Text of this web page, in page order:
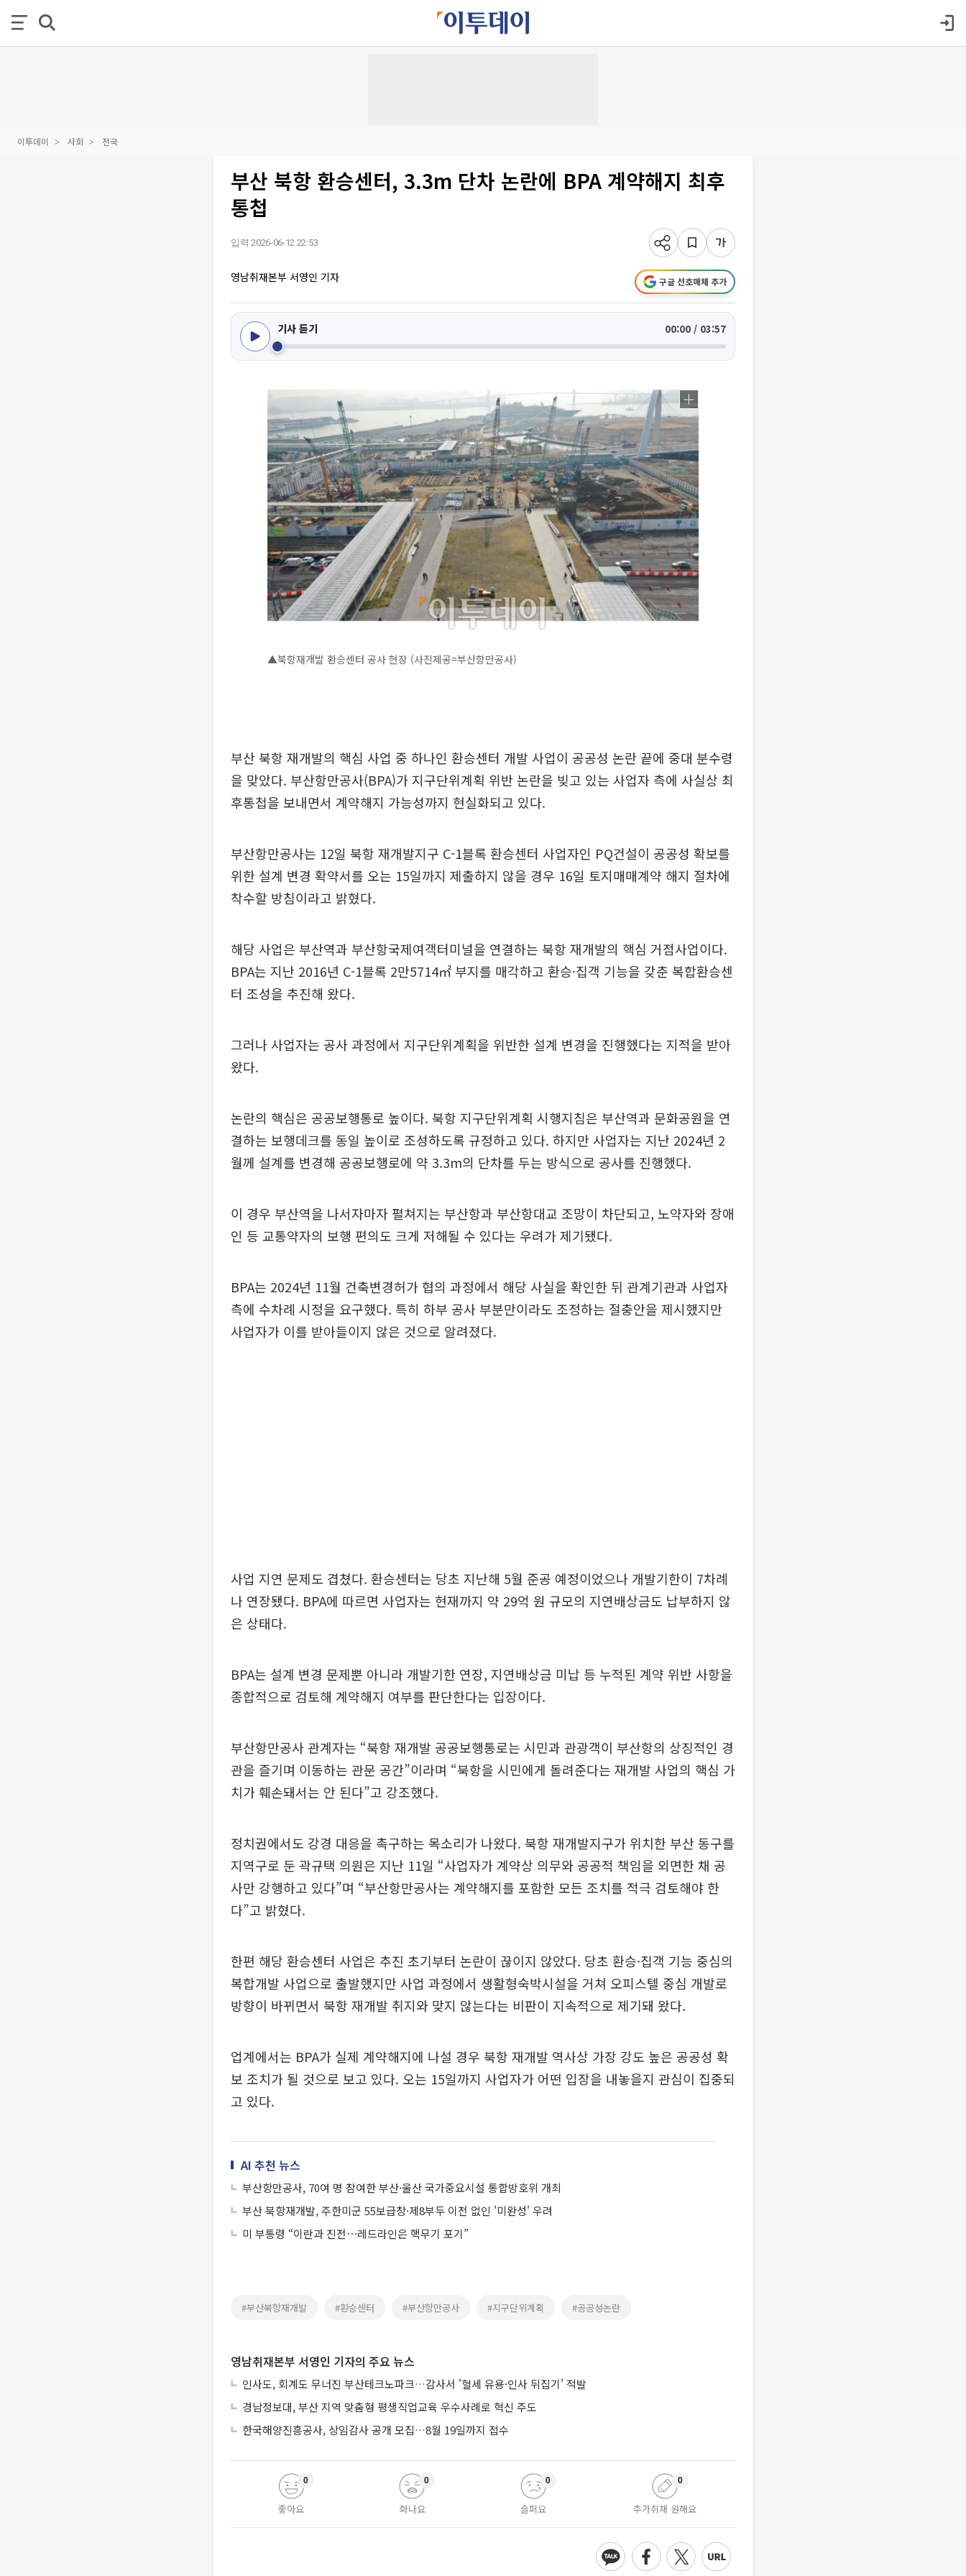
이투데이 사회 전국
부산 북항 환승센터, 3.3m 단차 논란에 BPA 계약해지 최후
통첩
입력 2026-06-12 22:53
영남취재본부 서영인 기자 구글 선호매체 추가
기사 듣기 00:00 / 03:57
▲북항재개발 환승센터 공사 현장 (사진제공=부산항만공사)
부산 북항 재개발의 핵심 사업 중 하나인 환승센터 개발 사업이 공공성 논란 끝에 중대 분수령
을 맞았다. 부산항만공사(BPA)가 지구단위계획 위반 논란을 빚고 있는 사업자 측에 사실상 최
후통첩을 보내면서 계약해지 가능성까지 현실화되고 있다.
부산항만공사는 12일 북항 재개발지구 C-1블록 환승센터 사업자인 PQ건설이 공공성 확보를
위한 설계 변경 확약서를 오는 15일까지 제출하지 않을 경우 16일 토지매매계약 해지 절차에
착수할 방침이라고 밝혔다.
해당 사업은 부산역과 부산항국제여객터미널을 연결하는 북항 재개발의 핵심 거점사업이다.
BPA는 지난 2016년 C-1블록 2만5714㎡ 부지를 매각하고 환승·집객 기능을 갖춘 복합환승센
터 조성을 추진해 왔다.
그러나 사업자는 공사 과정에서 지구단위계획을 위반한 설계 변경을 진행했다는 지적을 받아
왔다.
논란의 핵심은 공공보행통로 높이다. 북항 지구단위계획 시행지침은 부산역과 문화공원을 연
결하는 보행데크를 동일 높이로 조성하도록 규정하고 있다. 하지만 사업자는 지난 2024년 2
월께 설계를 변경해 공공보행로에 약 3.3m의 단차를 두는 방식으로 공사를 진행했다.
이 경우 부산역을 나서자마자 펼쳐지는 부산항과 부산항대교 조망이 차단되고, 노약자와 장애
인 등 교통약자의 보행 편의도 크게 저해될 수 있다는 우려가 제기됐다.
BPA는 2024년 11월 건축변경허가 협의 과정에서 해당 사실을 확인한 뒤 관계기관과 사업자
측에 수차례 시정을 요구했다. 특히 하부 공사 부분만이라도 조정하는 절충안을 제시했지만
사업자가 이를 받아들이지 않은 것으로 알려졌다.
사업 지연 문제도 겹쳤다. 환승센터는 당초 지난해 5월 준공 예정이었으나 개발기한이 7차례
나 연장됐다. BPA에 따르면 사업자는 현재까지 약 29억 원 규모의 지연배상금도 납부하지 않
은 상태다.
BPA는 설계 변경 문제뿐 아니라 개발기한 연장, 지연배상금 미납 등 누적된 계약 위반 사항을
종합적으로 검토해 계약해지 여부를 판단한다는 입장이다.
부산항만공사 관계자는 “북항 재개발 공공보행통로는 시민과 관광객이 부산항의 상징적인 경
관을 즐기며 이동하는 관문 공간”이라며 “북항을 시민에게 돌려준다는 재개발 사업의 핵심 가
치가 훼손돼서는 안 된다”고 강조했다.
정치권에서도 강경 대응을 촉구하는 목소리가 나왔다. 북항 재개발지구가 위치한 부산 동구를
지역구로 둔 곽규택 의원은 지난 11일 “사업자가 계약상 의무와 공공적 책임을 외면한 채 공
사만 강행하고 있다”며 “부산항만공사는 계약해지를 포함한 모든 조치를 적극 검토해야 한
다”고 밝혔다.
한편 해당 환승센터 사업은 추진 초기부터 논란이 끊이지 않았다. 당초 환승·집객 기능 중심의
복합개발 사업으로 출발했지만 사업 과정에서 생활형숙박시설을 거쳐 오피스텔 중심 개발로
방향이 바뀌면서 북항 재개발 취지와 맞지 않는다는 비판이 지속적으로 제기돼 왔다.
업계에서는 BPA가 실제 계약해지에 나설 경우 북항 재개발 역사상 가장 강도 높은 공공성 확
보 조치가 될 것으로 보고 있다. 오는 15일까지 사업자가 어떤 입장을 내놓을지 관심이 집중되
고 있다.
AI 추천 뉴스
부산항만공사, 70여 명 참여한 부산·울산 국가중요시설 통합방호위 개최
부산 북항재개발, 주한미군 55보급창·제8부두 이전 없인 '미완성' 우려
미 부통령 “이란과 진전⋯레드라인은 핵무기 포기”
#부산북항재개발 #환승센터 #부산항만공사 #지구단위계획 #공공성논란
영남취재본부 서영인 기자의 주요 뉴스
인사도, 회계도 무너진 부산테크노파크…감사서 '혈세 유용·인사 뒤집기' 적발
경남정보대, 부산 지역 맞춤형 평생직업교육 우수사례로 혁신 주도
한국해양진흥공사, 상임감사 공개 모집…8월 19일까지 접수
좋아요
0
화나요
0
슬퍼요
0
추가취재 원해요
0